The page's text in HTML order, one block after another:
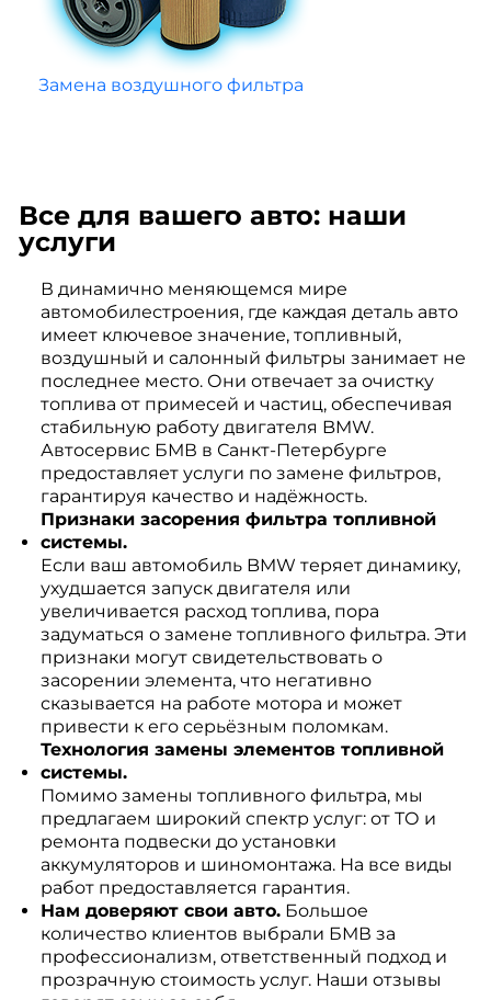
Замена воздушного фильтра
Все для вашего авто: наши
услуги
В динамично меняющемся мире
автомобилестроения, где каждая деталь авто
имеет ключевое значение, топливный,
воздушный и салонный фильтры занимает не
последнее место. Они отвечает за очистку
топлива от примесей и частиц, обеспечивая
стабильную работу двигателя BMW.
Автосервис БМВ в Санкт-Петербурге
предоставляет услуги по замене фильтров,
гарантируя качество и надёжность.
Признаки засорения фильтра топливной
системы.
Если ваш автомобиль BMW теряет динамику,
ухудшается запуск двигателя или
увеличивается расход топлива, пора
задуматься о замене топливного фильтра. Эти
признаки могут свидетельствовать о
засорении элемента, что негативно
сказывается на работе мотора и может
привести к его серьёзным поломкам.
Технология замены элементов топливной
системы.
Помимо замены топливного фильтра, мы
предлагаем широкий спектр услуг: от ТО и
ремонта подвески до установки
аккумуляторов и шиномонтажа. На все виды
работ предоставляется гарантия.
Нам доверяют свои авто.Большое
количество клиентов выбрали БМВ за
профессионализм, ответственный подход и
прозрачную стоимость услуг. Наши отзывы